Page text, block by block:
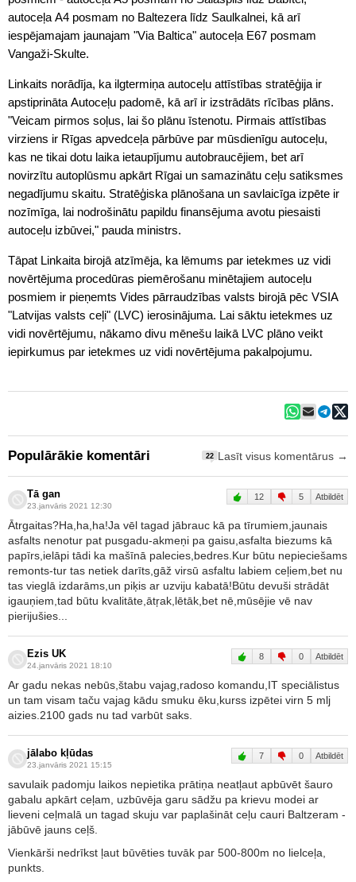
autoceļa A4 posmam no Baltezera līdz Saulkalnei, kā arī
iespējamajam jaunajam "Via Baltica" autoceļa E67 posmam
Vangaži-Skulte.
Linkaits norādīja, ka ilgtermiņa autoceļu attīstības stratēģija ir
apstiprināta Autoceļu padomē, kā arī ir izstrādāts rīcības plāns.
"Veicam pirmos soļus, lai šo plānu īstenotu. Pirmais attīstības
virziens ir Rīgas apvedceļa pārbūve par mūsdienīgu autoceļu,
kas ne tikai dotu laika ietaupījumu autobraucējiem, bet arī
novirzītu autoplūsmu apkārt Rīgai un samazinātu ceļu satiksmes
negadījumu skaitu. Stratēģiska plānošana un savlaicīga izpēte ir
nozīmīga, lai nodrošinātu papildu finansējuma avotu piesaisti
autoceļu izbūvei," pauda ministrs.
Tāpat Linkaita birojā atzīmēja, ka lēmums par ietekmes uz vidi
novērtējuma procedūras piemērošanu minētajiem autoceļu
posmiem ir pieņemts Vides pārraudzības valsts birojā pēc VSIA
"Latvijas valsts ceļi" (LVC) ierosinājuma. Lai sāktu ietekmes uz
vidi novērtējumu, nākamo divu mēnešu laikā LVC plāno veikt
iepirkumus par ietekmes uz vidi novērtējuma pakalpojumu.
Populārākie komentāri 22 Lasīt visus komentārus →
Tā gan
23.janvāris 2021 12:30
12 5 Atbildēt
Ātrgaitas?Ha,ha,ha!Ja vēl tagad jābrauc kā pa tīrumiem,jaunais
asfalts nenotur pat pusgadu-akmeņi pa gaisu,asfalta biezums kā
papīrs,ielāpi tādi ka mašīnā palecies,bedres.Kur būtu nepieciešams
remonts-tur tas netiek darīts,gāž virsū asfaltu labiem ceļiem,bet nu
tas vieglā izdarāms,un piķis ar uzviju kabatā!Būtu devuši strādāt
igauņiem,tad būtu kvalitāte,ātŗak,lētāk,bet nē,mūsējie vē nav
pierijušies...
Ezis UK
24.janvāris 2021 18:10
8 0 Atbildēt
Ar gadu nekas nebūs,štabu vajag,radoso komandu,IT speciālistus
un tam visam taču vajag kādu smuku ēku,kurss izpētei virn 5 mlj
aizies.2100 gads nu tad varbūt saks.
jālabo kļūdas
23.janvāris 2021 15:15
7 0 Atbildēt
savulaik padomju laikos nepietika prātiņa neatļaut apbūvēt šauro
gabalu apkārt ceļam, uzbūvēja garu sādžu pa krievu modei ar
lieveni ceļmalā un tagad skuju var paplašināt ceļu cauri Baltzeram -
jābūvē jauns ceļš.
Vienkārši nedrīkst ļaut būvēties tuvāk par 500-800m no lielceļa,
punkts.